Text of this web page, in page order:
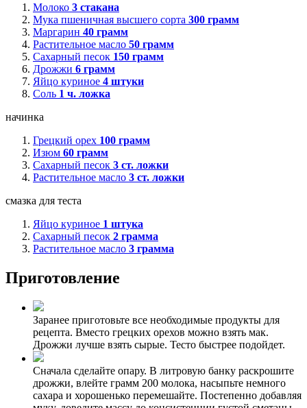
Молоко 3 стакана
Мука пшеничная высшего сорта 300 грамм
Маргарин 40 грамм
Растительное масло 50 грамм
Сахарный песок 150 грамм
Дрожжи 6 грамм
Яйцо куриное 4 штуки
Соль 1 ч. ложка
начинка
Грецкий орех 100 грамм
Изюм 60 грамм
Сахарный песок 3 ст. ложки
Растительное масло 3 ст. ложки
смазка для теста
Яйцо куриное 1 штука
Сахарный песок 2 грамма
Растительное масло 3 грамма
Приготовление
Заранее приготовьте все необходимые продукты для
рецепта. Вместо грецких орехов можно взять мак.
Дрожжи лучше взять сырые. Тесто быстрее подойдет.
Сначала сделайте опару. В литровую банку раскрошите
дрожжи, влейте грамм 200 молока, насыпьте немного
сахара и хорошенько перемешайте. Постепенно добавляя